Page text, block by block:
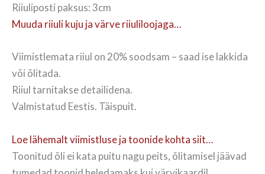
Riiuliposti paksus: 3cm
Muuda riiuli kuju ja värve riiuliloojaga…
Viimistlemata riiul on 20% soodsam – saad ise lakkida
või õlitada.
Riiul tarnitakse detailidena.
Valmistatud Eestis. Täispuit.
Loe lähemalt viimistluse ja toonide kohta siit…
Toonitud õli ei kata puitu nagu peits, õlitamisel jäävad